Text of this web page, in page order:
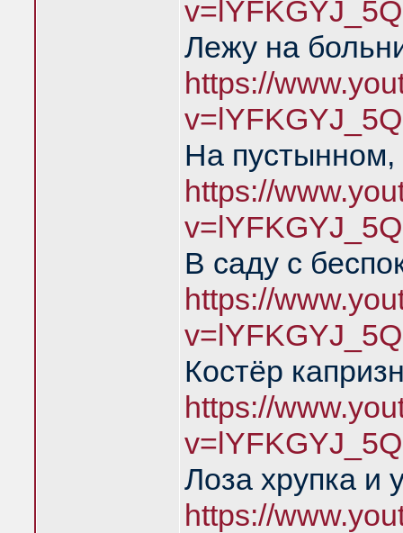
Лежу на
https://
На пустынном,
https://
В саду с
https://
Костёр
https://
Лоза хрупка и
https://